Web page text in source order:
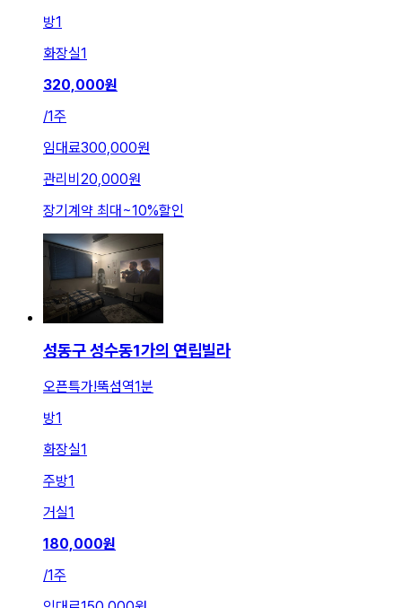
방1
화장실1
320,000원
/1주
임대료300,000원
관리비 20,000원
장기계약 최대 ~10%할인
성동구 성수동1가의 연립빌라
오픈특가!뚝섬역1분
방1
화장실1
주방1
거실1
180,000원
/1주